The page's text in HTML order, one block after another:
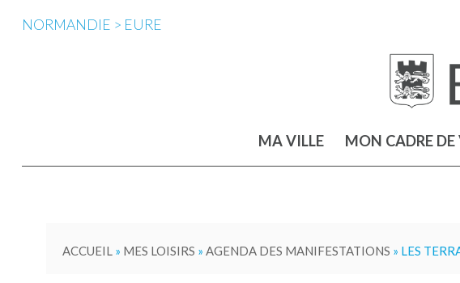
NORMANDIE > EURE
MA VILLE MON CADRE DE
ACCUEIL» MES LOISIRS » AGENDA DES MANIFESTATIONS » LES